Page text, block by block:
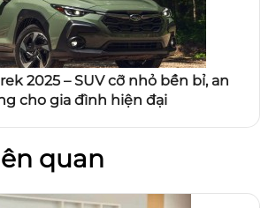
2025 – SUV cỡ nhỏ bền bỉ, an
cho gia đình hiện đại
quan